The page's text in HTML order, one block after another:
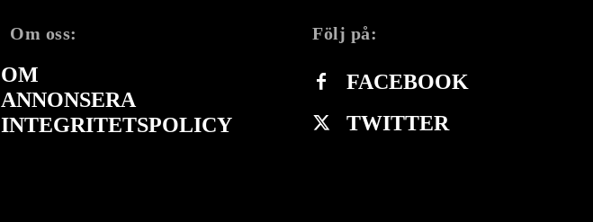
Om oss:
OM
ANNONSERA
INTEGRITETSPOLICY
Följ på:
FACEBOOK
TWITTER